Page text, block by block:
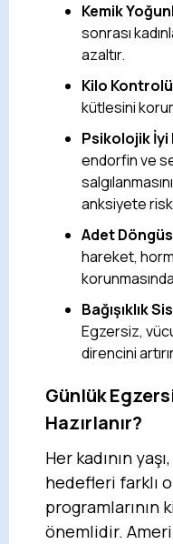
Kemik
sonrası
azaltır.
Kilo
kütlesini
Psikolojik İyi
endorfin ve
anksiyete
Adet
hareket,
Bağışıklık
Egzersiz,
direncini
Günlük
Hazırlanır?
Her kadının
hedefleri farklı
programlarının
önemlidir.